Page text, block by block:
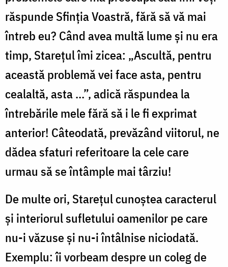
răspunde Sfinţia Voastră, fără să vă mai
întreb eu? Când avea multă lume şi nu era
timp, Stareţul îmi zicea: „Ascultă, pentru
această problemă vei face asta, pentru
cealaltă, asta …”, adică răspundea la
întrebările mele fără să i le fi exprimat
anterior! Câteodată, prevăzând viitorul, ne
dădea sfaturi referitoare la cele care
urmau să se întâmple mai târziu!
De multe ori, Stareţul cunoştea caracterul
şi interiorul sufletului oamenilor pe care
nu-i văzuse şi nu-i întâlnise niciodată.
Exemplu: îi vorbeam despre un coleg de